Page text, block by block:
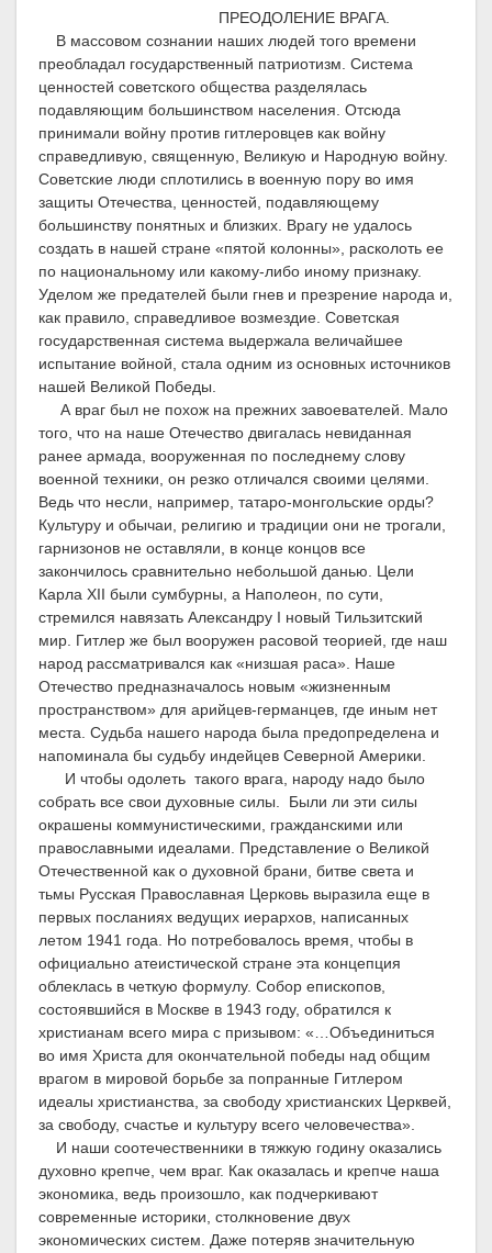
ПРЕОДОЛЕНИЕ ВРАГА.
В массовом сознании наших людей того времени
преобладал государственный патриотизм. Система
ценностей советского общества разделялась
подавляющим большинством населения. Отсюда
принимали войну против гитлеровцев как войну
справедливую, священную, Великую и Народную войну.
Советские люди сплотились в военную пору во имя
защиты Отечества, ценностей, подавляющему
большинству понятных и близких. Врагу не удалось
создать в нашей стране «пятой колонны», расколоть ее
по национальному или какому-либо иному признаку.
Уделом же предателей были гнев и презрение народа и,
как правило, справедливое возмездие. Советская
государственная система выдержала величайшее
испытание войной, стала одним из основных источников
нашей Великой Победы.
А враг был не похож на прежних завоевателей. Мало
того, что на наше Отечество двигалась невиданная
ранее армада, вооруженная по последнему слову
военной техники, он резко отличался своими целями.
Ведь что несли, например, татаро-монгольские орды?
Культуру и обычаи, религию и традиции они не трогали,
гарнизонов не оставляли, в конце концов все
закончилось сравнительно небольшой данью. Цели
Карла XII были сумбурны, а Наполеон, по сути,
стремился навязать Александру I новый Тильзитский
мир. Гитлер же был вооружен расовой теорией, где наш
народ рассматривался как «низшая раса». Наше
Отечество предназначалось новым «жизненным
пространством» для арийцев-германцев, где иным нет
места. Судьба нашего народа была предопределена и
напоминала бы судьбу индейцев Северной Америки.
И чтобы одолеть такого врага, народу надо было
собрать все свои духовные силы. Были ли эти силы
окрашены коммунистическими, гражданскими или
православными идеалами. Представление о Великой
Отечественной как о духовной брани, битве света и
тьмы Русская Православная Церковь выразила еще в
первых посланиях ведущих иерархов, написанных
летом 1941 года. Но потребовалось время, чтобы в
официально атеистической стране эта концепция
облеклась в четкую формулу. Собор епископов,
состоявшийся в Москве в 1943 году, обратился к
христианам всего мира с призывом: «…Объединиться
во имя Христа для окончательной победы над общим
врагом в мировой борьбе за попранные Гитлером
идеалы христианства, за свободу христианских Церквей,
за свободу, счастье и культуру всего человечества».
И наши соотечественники в тяжкую годину оказались
духовно крепче, чем враг. Как оказалась и крепче наша
экономика, ведь произошло, как подчеркивают
современные историки, столкновение двух
экономических систем. Даже потеряв значительную